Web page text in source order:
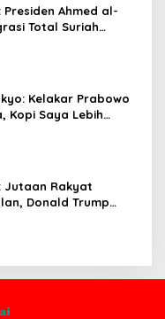
Presiden Ahmed al-
Total Suriah
Kelakar Prabowo
Kopi Saya Lebih
Jutaan Rakyat
Donald Trump